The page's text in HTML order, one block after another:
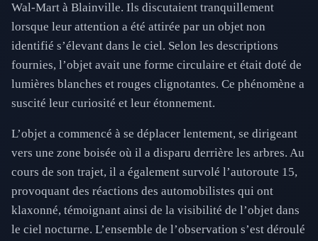
Wal-Mart à Blainville. Ils discutaient tranquillement
lorsque leur attention a été attirée par un objet non
identifié s’élevant dans le ciel. Selon les descriptions
fournies, l’objet avait une forme circulaire et était doté de
lumières blanches et rouges clignotantes. Ce phénomène a
suscité leur curiosité et leur étonnement.
L’objet a commencé à se déplacer lentement, se dirigeant
vers une zone boisée où il a disparu derrière les arbres. Au
cours de son trajet, il a également survolé l’autoroute 15,
provoquant des réactions des automobilistes qui ont
klaxonné, témoignant ainsi de la visibilité de l’objet dans
le ciel nocturne. L’ensemble de l’observation s’est déroulé